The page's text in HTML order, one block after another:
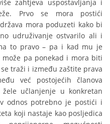
zahtjeva uspostavljanja i
Prvo se mora postići
mora poduzeti kako bi
udruživanje ostvarilo ali i
to pravo – pa i kad mu je
pa ponekad i mora biti
traži i između zaštite prava
već postojećih članova
učlanjenje u konkretan
odnos potrebno je postići i
koji nastaje kao posljedica